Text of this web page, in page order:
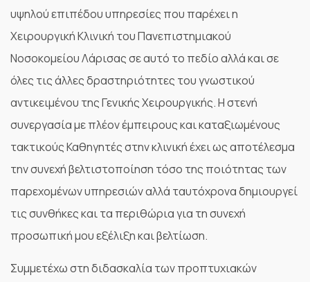
υψηλού επιπέδου υπηρεσίες που παρέχει η
Χειρουργική Κλινική του Πανεπιστημιακού
Νοσοκομείου Λάρισας σε αυτό το πεδίο αλλά και σε
όλες τις άλλες δραστηριότητες του γνωστικού
αντικειμένου της Γενικής Χειρουργικής. Η στενή
συνεργασία με πλέον έμπειρους και καταξιωμένους
τακτικούς Καθηγητές στην κλινική έχει ως αποτέλεσμα
την συνεχή βελτιστοποίηση τόσο της ποιότητας των
παρεχομένων υπηρεσιών αλλά ταυτόχρονα δημιουργεί
τις συνθήκες και τα περιθώρια για τη συνεχή
προσωπική μου εξέλιξη και βελτίωση.
Συμμετέχω στη διδασκαλία των προπτυχιακών